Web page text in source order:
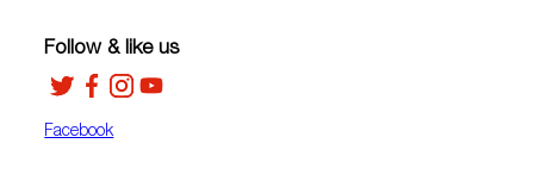
Facebook
Follow & like us